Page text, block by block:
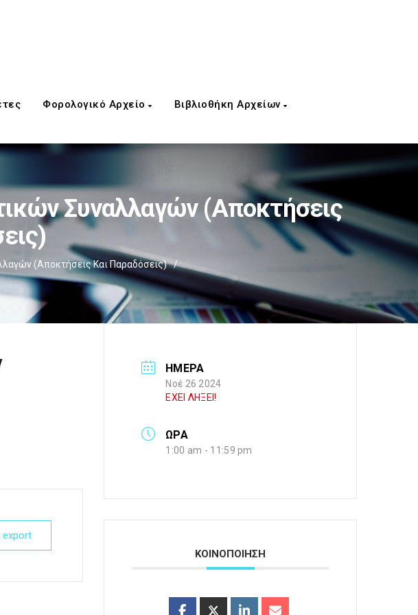
Φορολογικό Αρχείο Βιβλιοθήκη Αρχείων
Συναλλαγών (Αποκτήσεις
(Αποκτήσεις Και Παραδόσεις) /
export
ΗΜΕΡΑ
Νοέ 26 2024
ΕΧΕΙ ΛΗΞΕΙ!
ΩΡΑ
1:00 am - 11:59 pm
ΚΟΙΝΟΠΟΙΗΣΗ